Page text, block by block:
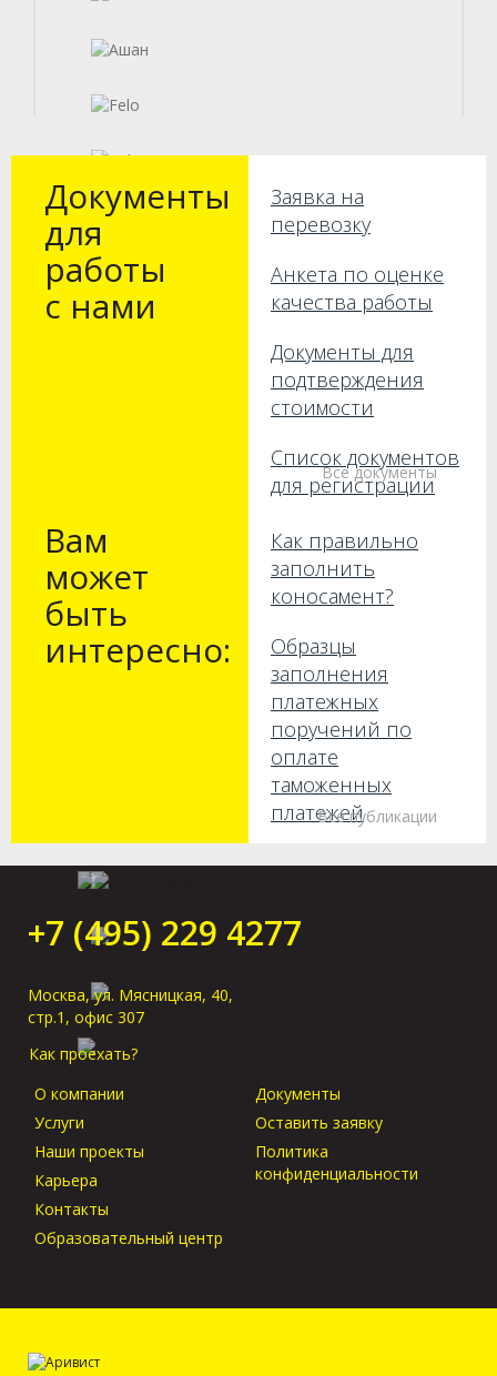
Документы
для
работы
с нами
Заявка на
перевозку
Анкета по оценке
качества работы
Документы для
подтверждения
стоимости
Список документов
для регистрации
Все документы
Вам
может
быть
интересно:
Как правильно
заполнить
коносамент?
Образцы
заполнения
платежных
поручений по
оплате
таможенных
платежей
Как получить груз
оригиналов в
порту прибытия?
Все публикации
+7 (495) 229 4277
Москва, ул. Мясницкая, 40,
стр.1, офис 307
Как проехать?
О компании
Услуги
Наши проекты
Карьера
Контакты
Образовательный центр
Документы
Оставить заявку
Политика
конфиденциальности